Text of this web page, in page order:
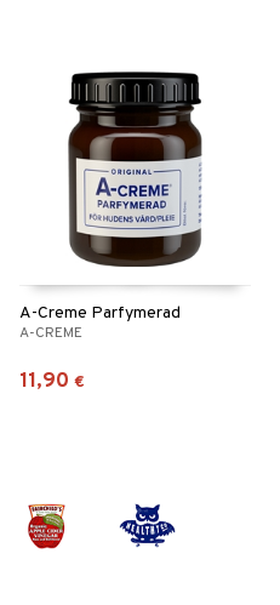
A-Creme Parfymerad
A-CREME
11,90 €